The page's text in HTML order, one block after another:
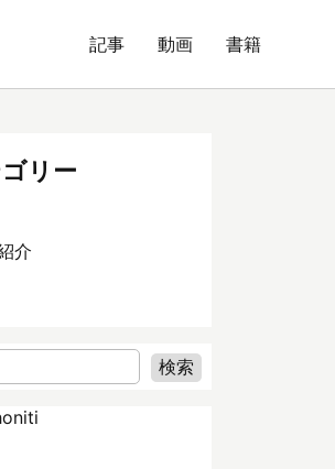
記事 動画 書籍
リー
介